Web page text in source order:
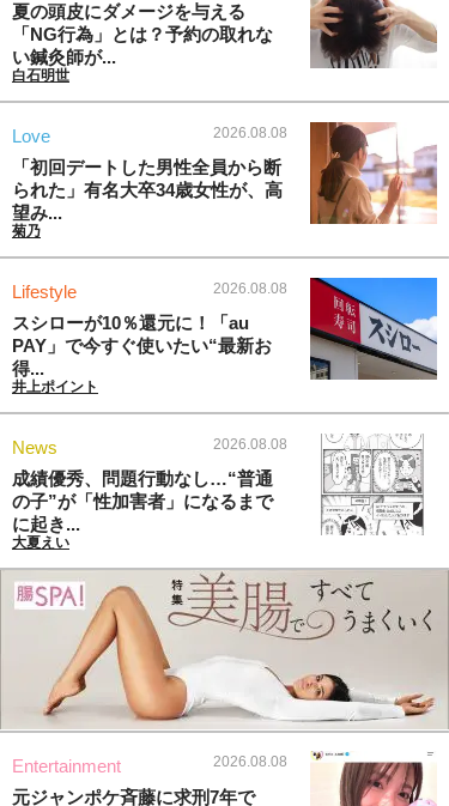
夏の頭皮にダメージを与える
「NG行為」とは？予約の取れな
い鍼灸師が...
白石明世
Love 2026.08.08
「初回デートした男性全員から断
られた」有名大卒34歳女性が、高
望み...
菊乃
Lifestyle 2026.08.08
スシローが10％還元に！「au
PAY」で今すぐ使いたい“最新お
得...
井上ポイント
News 2026.08.08
成績優秀、問題行動なし…“普通
の子”が「性加害者」になるまで
に起き...
大夏えい
Entertainment 2026.08.08
元ジャンポケ斉藤に求刑7年で